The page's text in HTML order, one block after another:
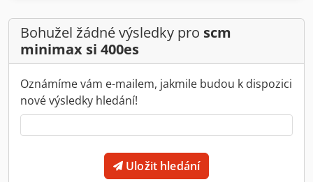
Bohužel žádné výsledky pro scm
minimax si 400es
Oznámíme vám e-mailem, jakmile budou k dispozici
nové výsledky hledání!
Uložit hledání